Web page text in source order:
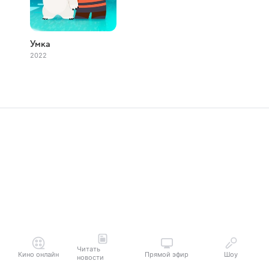
Умка
2022
Кино онлайн
Читать
новости
Прямой эфир Шоу